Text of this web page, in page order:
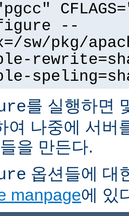
--
sw/pkg/
를 실행하면
여 나중에 서버
을 만든다.
옵션들에 대
manpage에 있